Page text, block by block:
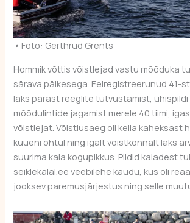
• Foto: Gerthrud Grents
Hommik võttis võistlejad vastu mõõduka
särava päikesega. Eelregistreerunud 41-
läks pärast reeglite tutvustamist,
mõõdulintide jagamist merele 40 tiimi,
võistlejat. Võistlusaeg oli kella kaheksast
kuueni õhtul ning igalt võistkonnalt läks
suurima kala kogupikkus. Pildid kaladest
seiklekalal.ee veebilehe kaudu, kus oli
jooksev paremusjärjestus ning selle